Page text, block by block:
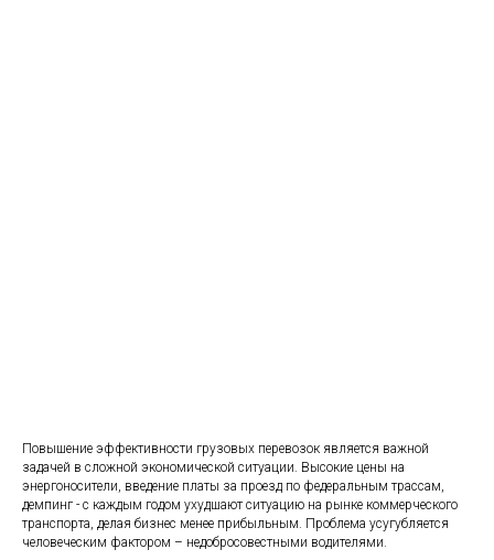
Повышение эффективности грузовых перевозок является важной
задачей в сложной экономической ситуации. Высокие цены на
энергоносители, введение платы за проезд по федеральным трассам,
демпинг - с каждым годом ухудшают ситуацию на рынке коммерческого
транспорта, делая бизнес менее прибыльным. Проблема усугубляется
человеческим фактором – недобросовестными водителями.